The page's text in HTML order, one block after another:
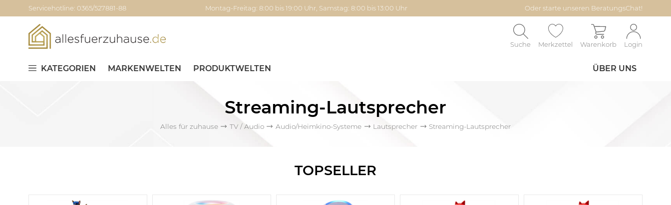
Servicehotline: 0365/527881-88 Montag-Freitag: 8:00 bis 19:00 Uhr, Samstag: 8:00 bis 13:00 Uhr Oder starte unseren BeratungsChat!
Suche Merkzettel Warenkorb Login
KATEGORIEN MARKENWELTEN PRODUKTWELTEN ÜBER UNS
Streaming-Lautsprecher
Alles für zuhause TV / Audio Audio/Heimkino-Systeme Lautsprecher Streaming-Lautsprecher
TOPSELLER